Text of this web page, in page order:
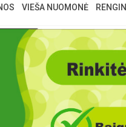
VIEŠA NUOMONĖ